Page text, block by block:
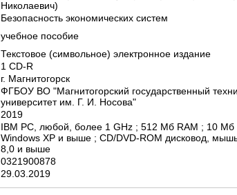
Николаевич)
Безопасность экономических систем
учебное пособие
Текстовое (символьное) электронное издание
1 CD-R
г. Магнитогорск
ФГБОУ ВО "Магнитогорский государственный
университет им. Г. И. Носова"
2019
IBM PC, любой, более 1 GHz ; 512 Мб RAM ; 10 Мб
Windows XP и выше ; CD/DVD-ROM дисковод,
8,0 и выше
0321900878
29.03.2019